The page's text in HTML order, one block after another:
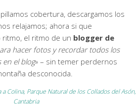
cobertura, descargamos los
relajamos; ahora si que
el ritmo de un blogger de
hacer fotos y recordar todos los
en el blog» – sin temer perdernos
desconocida.